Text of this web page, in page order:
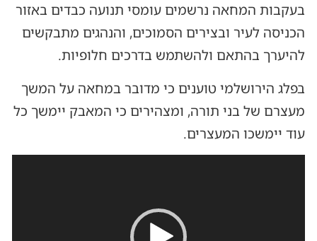
בעקבות המחאה נרשמים עומסי תנועה כבדים באזור
הכניסה לעיר ובצירים הסמוכים, והנהגים מתבקשים
להיערך בהתאם ולהשתמש בדרכים חלופיות.
בפלג הירושלמי טוענים כי מדובר במחאה על המשך
מעצרם של בני תורה, ומצהירים כי המאבק יימשך כל
עוד יימשכו המעצרים.